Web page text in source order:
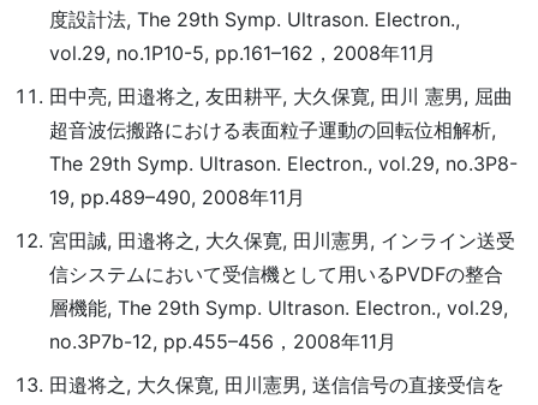
度設計法, The 29th Symp. Ultrason. Electron.,
vol.29, no.1P10-5, pp.161–162，2008年11月
田中亮, 田邉将之, 友田耕平, 大久保寛, 田川 憲男, 屈曲
超音波伝搬路における表面粒子運動の回転位相解析,
The 29th Symp. Ultrason. Electron., vol.29, no.3P8-
19, pp.489–490, 2008年11月
宮田誠, 田邉将之, 大久保寛, 田川憲男, インライン送受
信システムにおいて受信機として用いるPVDFの整合
層機能, The 29th Symp. Ultrason. Electron., vol.29,
no.3P7b-12, pp.455–456，2008年11月
田邉将之, 大久保寛, 田川憲男, 送信信号の直接受信を